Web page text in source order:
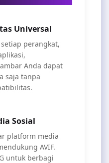
Universal
setiap perangkat,
Anda dapat
saja tanpa
Sosial
platform media
AVIF.
untuk berbagi